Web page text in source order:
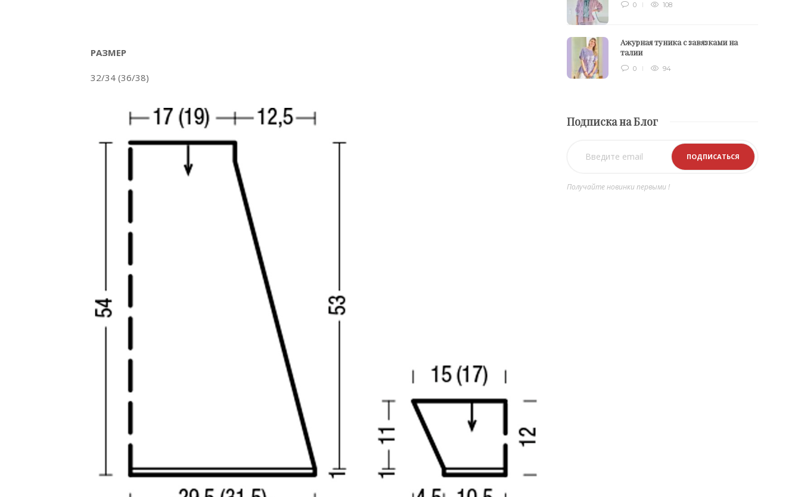
РАЗМЕР
32/34 (36/38)
0 108
Ажурная туника с завязками на
талии
0 94
Подписка на Блог
Получайте новинки первыми !